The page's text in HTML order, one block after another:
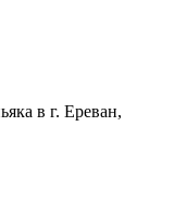
в г. Ереван,